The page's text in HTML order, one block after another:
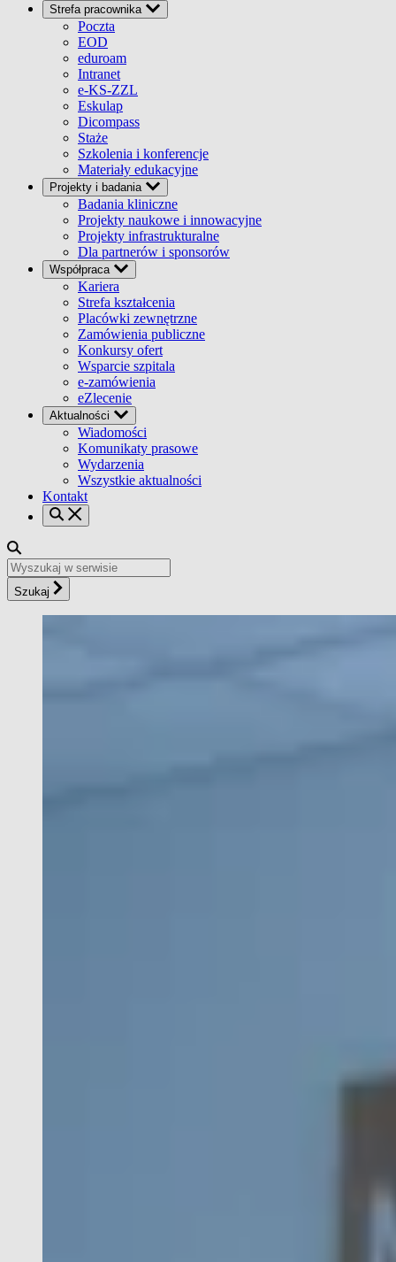
Strefa pracownika
Poczta
EOD
eduroam
Intranet
e-KS-ZZL
Eskulap
Dicompass
Staże
Szkolenia i konferencje
Materiały edukacyjne
Projekty i badania
Badania kliniczne
Projekty naukowe i innowacyjne
Projekty infrastrukturalne
Dla partnerów i sponsorów
Współpraca
Kariera
Strefa kształcenia
Placówki zewnętrzne
Zamówienia publiczne
Konkursy ofert
Wsparcie szpitala
e-zamówienia
eZlecenie
Aktualności
Wiadomości
Komunikaty prasowe
Wydarzenia
Wszystkie aktualności
Kontakt
Szukaj